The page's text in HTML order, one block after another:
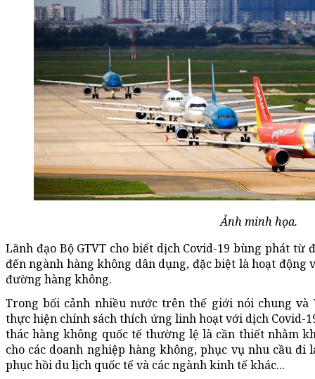
Ảnh minh họa.
Lãnh đạo Bộ GTVT cho biết dịch Covid-19 bùng phát từ
đến ngành hàng không dân dụng, đặc biệt là hoạt động
đường hàng không.
Trong bối cảnh nhiều nước trên thế giới nói chung và
thực hiện chính sách thích ứng linh hoạt với dịch Covid-
thác hàng không quốc tế thường lệ là cần thiết nhằm
cho các doanh nghiệp hàng không, phục vụ nhu cầu đi
phục hồi du lịch quốc tế và các ngành kinh tế khác...